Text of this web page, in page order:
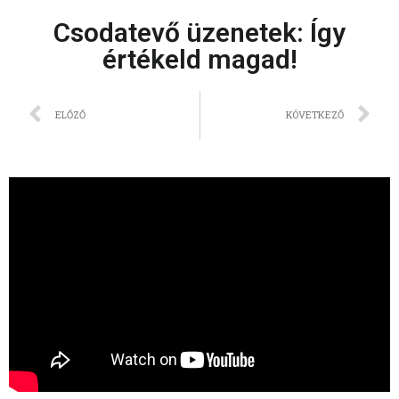
Csodatevő üzenetek: Így
értékeld magad!
ELŐZŐ KÖVETKEZŐ